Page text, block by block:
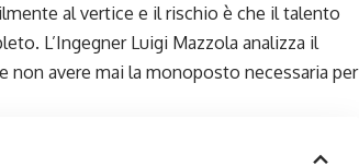
al vertice e il rischio è che il talento
L’Ingegner Luigi Mazzola analizza il
non avere mai la monoposto necessaria per